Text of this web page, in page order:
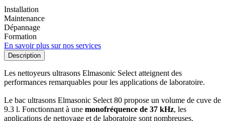
Installation
Maintenance
Dépannage
Formation
En savoir plus sur nos services
Description
Les nettoyeurs ultrasons Elmasonic Select atteignent des
performances remarquables pour les applications de laboratoire.
Le bac ultrasons Elmasonic Select 80 propose un volume de cuve de
9.3 l. Fonctionnant à une monofréquence de 37 kHz, les
applications de nettoyage et de laboratoire sont nombreuses.